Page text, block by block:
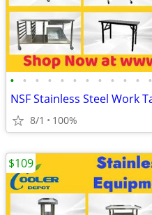
• • • • • • • • • • • •
8/1 100%
$109